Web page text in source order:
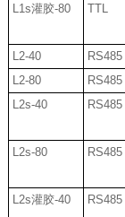
L1s灌胶-80 TTL
L2-40 RS485
L2-80
RS485
L2s-40
RS485
L2s-80 RS485
L2s灌胶-40 RS485